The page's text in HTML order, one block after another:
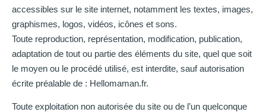
accessibles sur le site internet, notamment les textes, images,
graphismes, logos, vidéos, icônes et sons.
Toute reproduction, représentation, modification, publication,
adaptation de tout ou partie des éléments du site, quel que soit
le moyen ou le procédé utilisé, est interdite, sauf autorisation
écrite préalable de : Hellomaman.fr.
Toute exploitation non autorisée du site ou de l’un quelconque